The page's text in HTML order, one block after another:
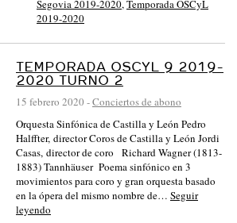
Segovia 2019-2020,Temporada OSCyL
2019-2020
TEMPORADA OSCYL 9 2019-
2020 TURNO 2
15 febrero 2020 -Conciertos de abono
Orquesta Sinfónica de Castilla y León Pedro
Halffter, director Coros de Castilla y León Jordi
Casas, director de coro Richard Wagner (1813-
1883) Tannhäuser Poema sinfónico en 3
movimientos para coro y gran orquesta basado
en la ópera del mismo nombre de… Seguir
leyendo